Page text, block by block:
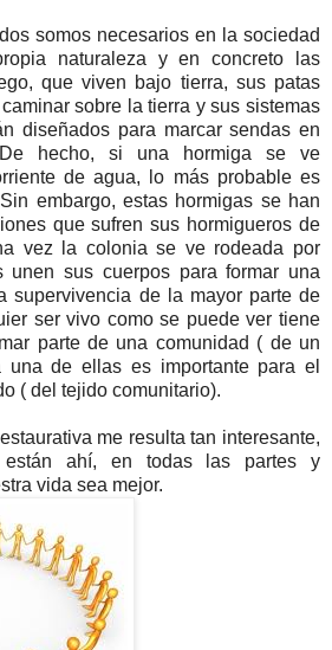
somos necesarios en la sociedad
naturaleza y en concreto las
que viven bajo tierra, sus patas
sobre la tierra y sus sistemas
diseñados para marcar sendas en
De hecho, si una hormiga se ve
de agua, lo más probable es
embargo, estas hormigas se han
que sufren sus hormigueros de
vez la colonia se ve rodeada por
unen sus cuerpos para formar una
supervivencia de la mayor parte de
ser vivo como se puede ver tiene
parte de una comunidad ( de un
de ellas es importante para el
( del tejido comunitario).
me resulta tan interesante,
están ahí, en todas las partes y
vida sea mejor.